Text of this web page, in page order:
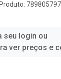
seu login ou
ver preços e